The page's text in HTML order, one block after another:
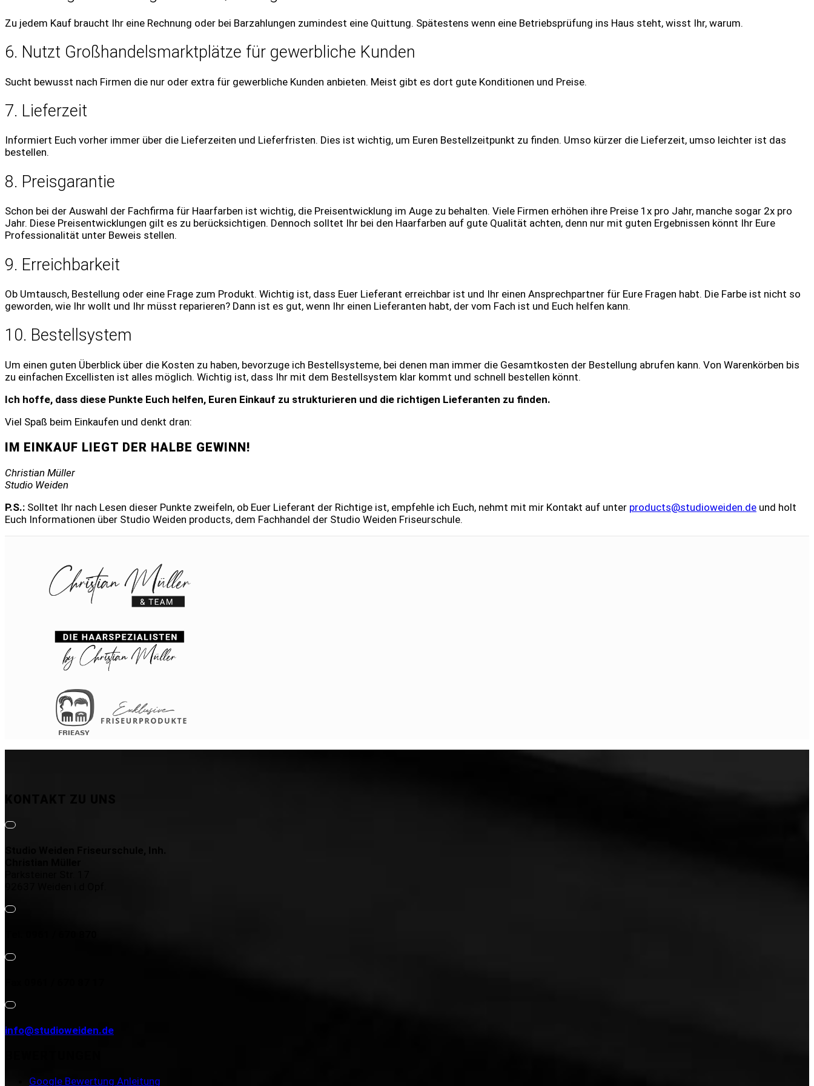
Zu jedem Kauf braucht Ihr eine Rechnung oder bei Barzahlungen zumindest eine Quittung. Spätestens wenn eine Betriebsprüfung ins Haus steht, wisst Ihr, warum.
6. Nutzt Großhandelsmarktplätze für gewerbliche Kunden
Sucht bewusst nach Firmen die nur oder extra für gewerbliche Kunden anbieten. Meist gibt es dort gute Konditionen und Preise.
7. Lieferzeit
Informiert Euch vorher immer über die Lieferzeiten und Lieferfristen. Dies ist wichtig, um Euren Bestellzeitpunkt zu finden. Umso kürzer die Lieferzeit, umso leichter ist das
bestellen.
8. Preisgarantie
Schon bei der Auswahl der Fachfirma für Haarfarben ist wichtig, die Preisentwicklung im Auge zu behalten. Viele Firmen erhöhen ihre Preise 1x pro Jahr, manche sogar 2x pro
Jahr. Diese Preisentwicklungen gilt es zu berücksichtigen. Dennoch solltet Ihr bei den Haarfarben auf gute Qualität achten, denn nur mit guten Ergebnissen könnt Ihr Eure
Professionalität unter Beweis stellen.
9. Erreichbarkeit
Ob Umtausch, Bestellung oder eine Frage zum Produkt. Wichtig ist, dass Euer Lieferant erreichbar ist und Ihr einen Ansprechpartner für Eure Fragen habt. Die Farbe ist nicht so
geworden, wie Ihr wollt und Ihr müsst reparieren? Dann ist es gut, wenn Ihr einen Lieferanten habt, der vom Fach ist und Euch helfen kann.
10. Bestellsystem
Um einen guten Überblick über die Kosten zu haben, bevorzuge ich Bestellsysteme, bei denen man immer die Gesamtkosten der Bestellung abrufen kann. Von Warenkörben bis
zu einfachen Excellisten ist alles möglich. Wichtig ist, dass Ihr mit dem Bestellsystem klar kommt und schnell bestellen könnt.
Ich hoffe, dass diese Punkte Euch helfen, Euren Einkauf zu strukturieren und die richtigen Lieferanten zu finden.
Viel Spaß beim Einkaufen und denkt dran:
IM EINKAUF LIEGT DER HALBE GEWINN!
Christian Müller
Studio Weiden
P.S.: Solltet Ihr nach Lesen dieser Punkte zweifeln, ob Euer Lieferant der Richtige ist, empfehle ich Euch, nehmt mit mir Kontakt auf unter products@studioweiden.de und holt
Euch Informationen über Studio Weiden products, dem Fachhandel der Studio Weiden Friseurschule.
info@studioweiden.de
Google Bewertung Anleitung